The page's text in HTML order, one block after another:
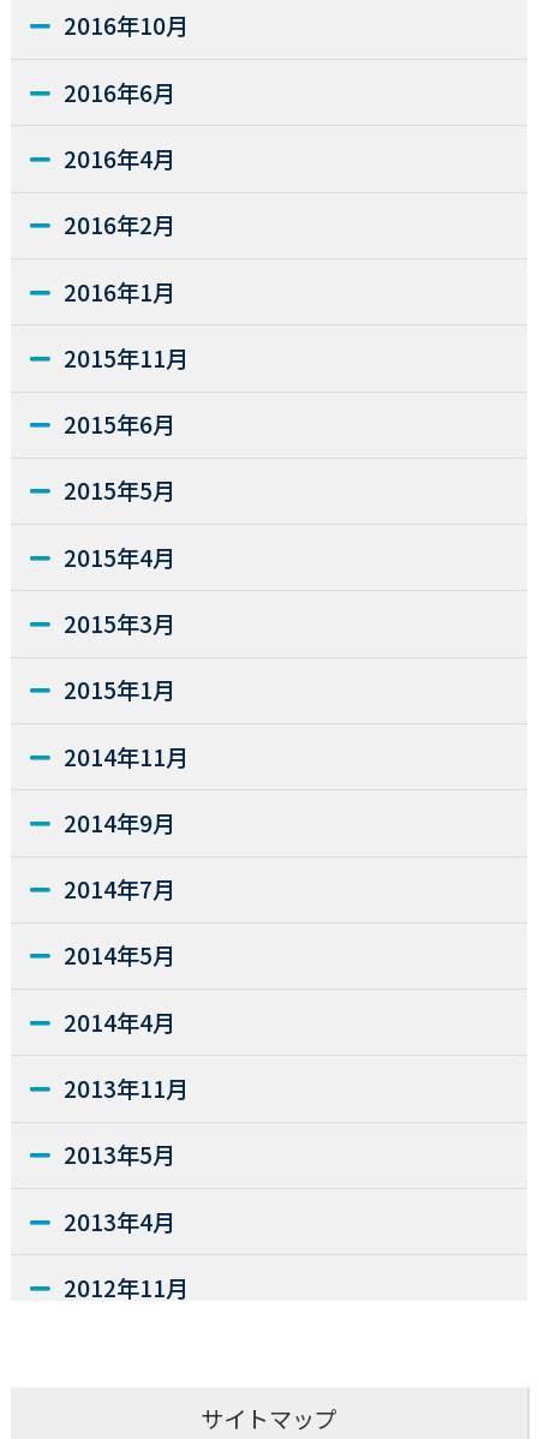
2016年10月
2016年6月
2016年4月
2016年2月
2016年1月
2015年11月
2015年6月
2015年5月
2015年4月
2015年3月
2015年1月
2014年11月
2014年9月
2014年7月
2014年5月
2014年4月
2013年11月
2013年5月
2013年4月
2012年11月
サイトマップ